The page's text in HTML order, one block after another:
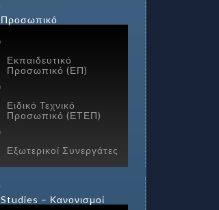
Προσωπικό
Εκπαιδευτικό
Προσωπικό (ΕΠ)
Ειδικό Τεχνικό
Προσωπικό (ΕΤΕΠ)
Εξωτερικοί Συνεργάτες
Studies – Κανονισμοί